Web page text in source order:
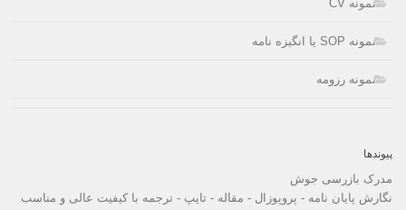
نمونه CV
نمونه SOP یا انگیزه نامه
نمونه رزومه
پیوندها
مدرک بازرسی جوش
نگارش پایان نامه - پروپوزال - مقاله - تایپ - ترجمه با کیفیت عالی و مناسب